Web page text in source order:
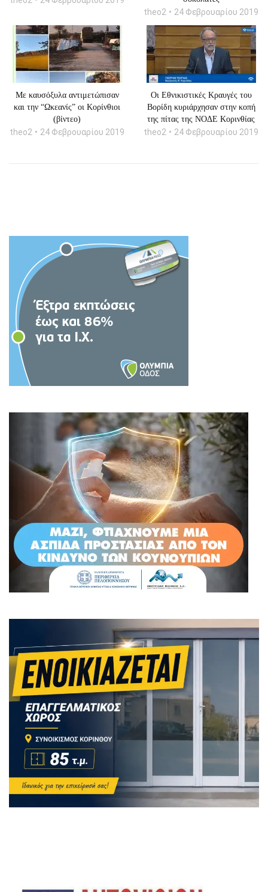
theo2 24 Φεβρουαρίου 2019
Με καυσόξυλα αντιμετώπισαν
και την “Ωκεανίς” οι Κορίνθιοι
(βίντεο)
theo2 24 Φεβρουαρίου 2019
Οι Εθνικιστικές Κραυγές του
Βορίδη κυριάρχησαν στην κοπή
της πίτας της ΝΟΔΕ Κορινθίας
theo2 24 Φεβρουαρίου 2019